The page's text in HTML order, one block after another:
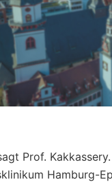
Prof.
Hamburg-